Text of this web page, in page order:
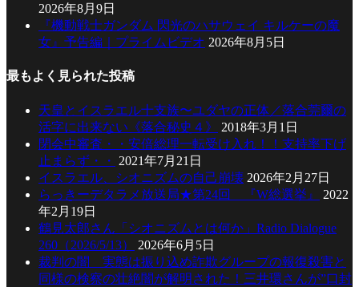
2026年8月9日
『機動戦士ガンダム 閃光のハサウェイ キルケーの魔
女』予告編｜プライムビデオ 2026年8月5日
最もよく見られた投稿
天皇とイスラエル十支族〜ユダヤの正体／落合莞爾の
活字に出来ない《落合秘史４》
2018年3月1日
閉会中審査・・安倍総理一転受け入れ！！支持率下げ
止まらず・・
2021年7月21日
イスラエル、シオニズムの自己崩壊 2026年2月27日
らっきーデタラメ放送局★第24回 『W総選挙』
2022
年2月19日
鶴見太郎さん「シオニズムとは何か」Radio Dialogue
260（2026/5/13）
2026年6月5日
裁判の闇 実態は振り込め詐欺グループの報復殺害と
同様の検察の壮絶闇が解明された！三井環さんが”口封